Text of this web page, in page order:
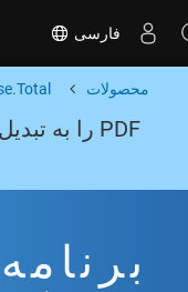
فارسی
محصولات